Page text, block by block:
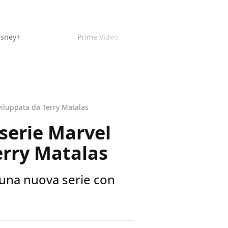
Prime Video
da Terry Matalas
Marvel
Matalas
nuova serie con